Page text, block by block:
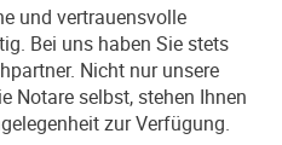
und vertrauensvolle
Bei uns haben Sie stets
Nicht nur unsere
Notare selbst, stehen Ihnen
zur Verfügung.